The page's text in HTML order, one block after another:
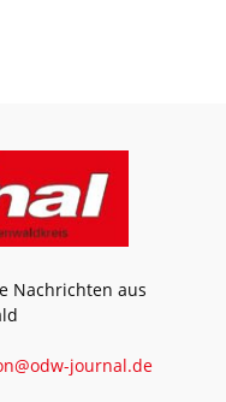
Nachrichten aus
journal.de